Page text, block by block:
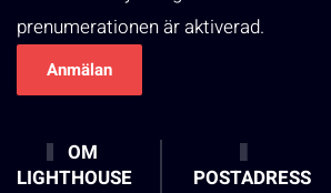
prenumerationen är aktiverad.
OM
LIGHTHOUSE
POSTADRESS